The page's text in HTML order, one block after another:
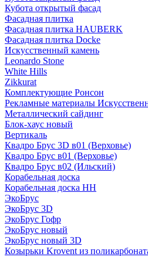
Кубота открытый фасад
Фасадная плитка
Фасадная плитка HAUBERK
Фасадная плитка Docke
Искусственный камень
Leonardo Stone
White Hills
Zikkurat
Комплектующие Ронсон
Рекламные материалы
Металлический сайдинг
Блок-хаус новый
Вертикаль
Квадро Брус 3D в01 (Верховье)
Квадро Брус в01 (Верховье)
Квадро Брус в02 (Ильский)
Корабельная доска
Корабельная доска НН
ЭкоБрус
ЭкоБрус 3D
ЭкоБрус Гофр
ЭкоБрус новый
ЭкоБрус новый 3D
Козырьки Krovent из